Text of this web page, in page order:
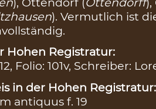
). Vermutlich ist
Hohen Registratur:
Folio: 101v, Schreiber:
in der Hohen Registratur:
antiquus f. 19